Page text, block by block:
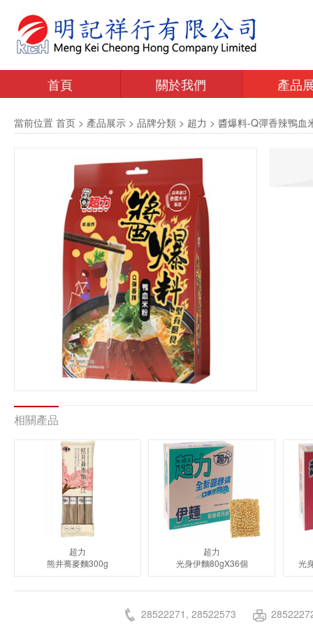
首頁 關於我們 產品
當前位置 首页 > 產品展示 > 品牌分類 > 超力 > 醬爆料-Q彈香辣鴨血
相關產品
超力
熊井蕎麥麵300g
超力
光身伊麵80gX36個
光
28522271, 28522573